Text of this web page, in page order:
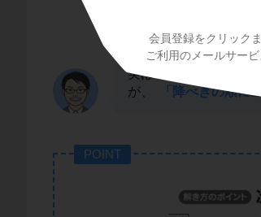
会員登録をクリック
ご利用のメールサー
文字ｘに注目して、
スッキリしたね！！
実はこの
が、
「降べきの順に
POINT